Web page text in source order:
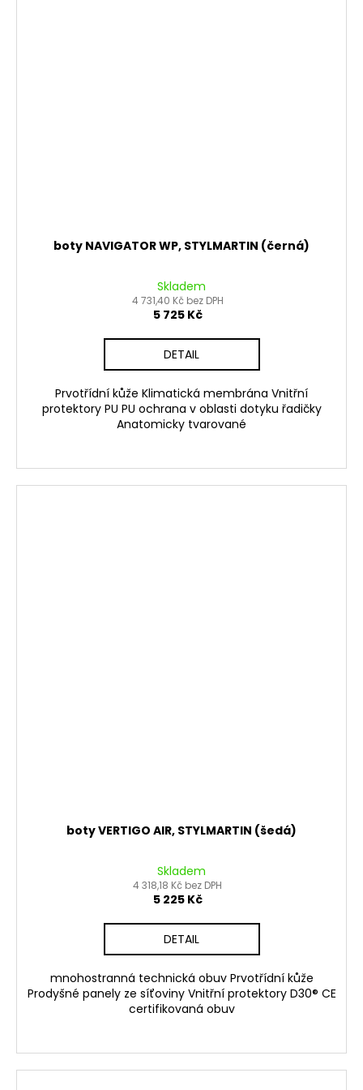
boty NAVIGATOR WP, STYLMARTIN (černá)
Skladem
4 731,40 Kč bez DPH
5 725 Kč
DETAIL
Prvotřídní kůže Klimatická membrána Vnitřní
protektory PU PU ochrana v oblasti dotyku řadičky
Anatomicky tvarované
boty VERTIGO AIR, STYLMARTIN (šedá)
Skladem
4 318,18 Kč bez DPH
5 225 Kč
DETAIL
mnohostranná technická obuv Prvotřídní kůže
Prodyšné panely ze síťoviny Vnitřní protektory D30® CE
certifikovaná obuv